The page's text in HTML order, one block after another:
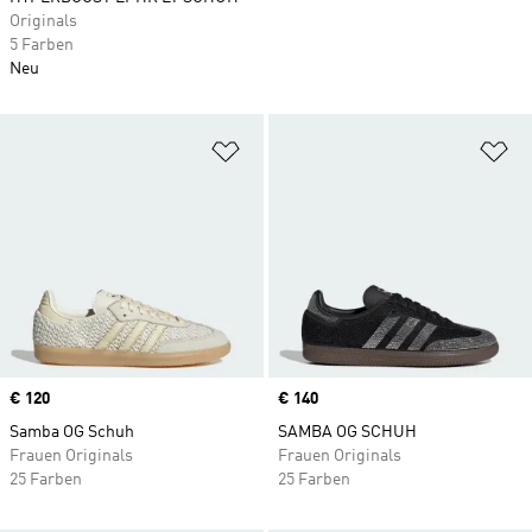
Price
€ 120
Samba OG Schuh
Frauen Originals
25 Farben
Price
€ 140
SAMBA OG SCHUH
Frauen Originals
25 Farben
Originals
5 Farben
Neu